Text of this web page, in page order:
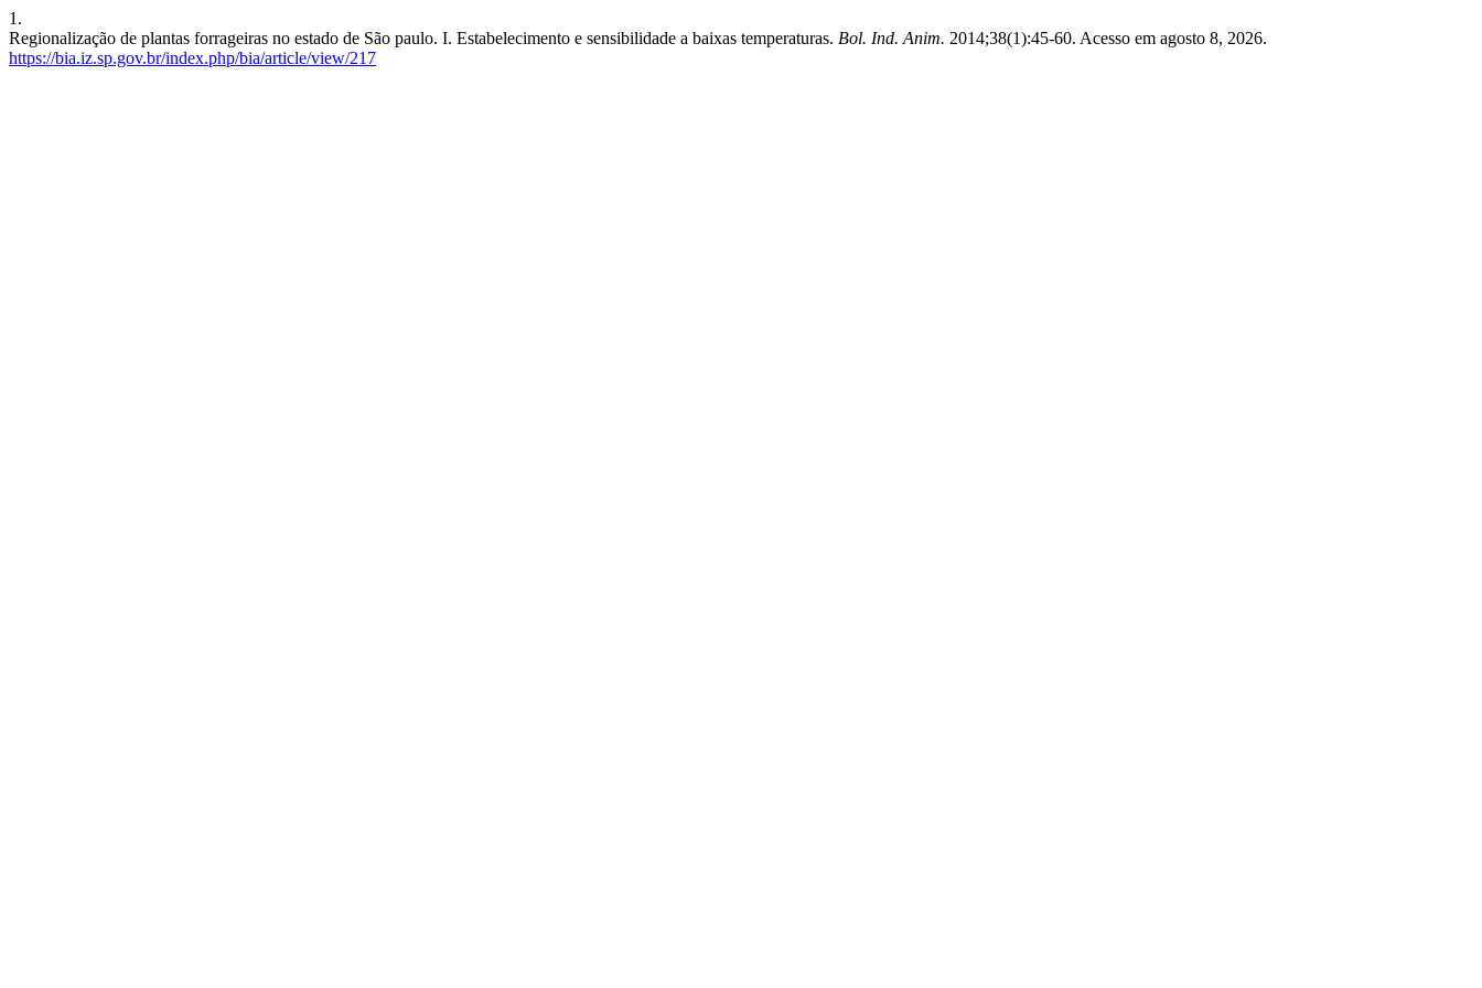
1.
Regionalização de plantas forrageiras no estado de São paulo. I. Estabelecimento e sensibilidade a baixas temperaturas. Bol. Ind. Anim. 2014;38(1):45-60. Acesso em agosto 8, 2026.
https://bia.iz.sp.gov.br/index.php/bia/article/view/217